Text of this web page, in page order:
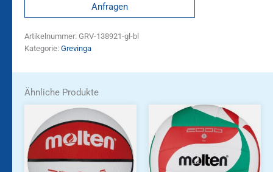
Anfragen
Artikelnummer: GRV-138921-gl-bl
Kategorie: Grevinga
Ähnliche Produkte